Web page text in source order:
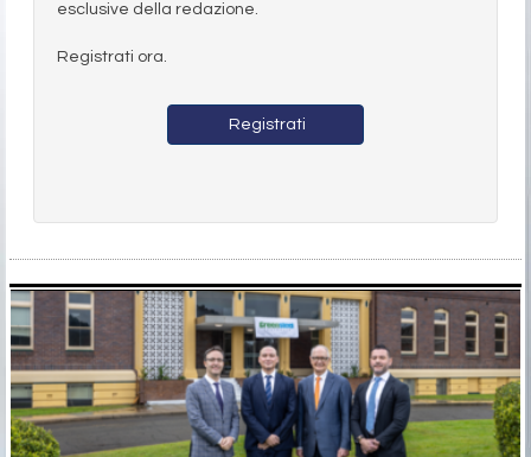
esclusive della redazione.
Registrati ora.
Registrati